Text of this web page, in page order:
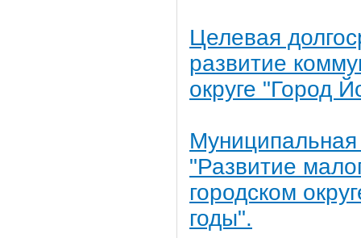
Целевая
развитие
округе "Город
"Развитие
городском
годы".